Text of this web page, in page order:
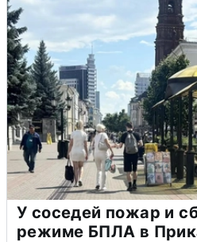
У соседей пожар и
режиме БПЛА в